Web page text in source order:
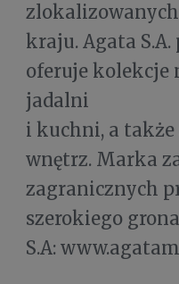
kraju. Agata
oferuje kolekcje
jadalni
i kuchni, a także
wnętrz. Marka
zagranicznych
szerokiego
S.A: